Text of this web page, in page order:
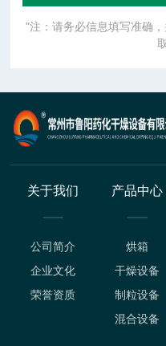
"注：请务必信息填写准确
关于我们
公司简介
企业文化
荣誉资质
产品中心
烘箱
干燥设备
制粒设备
混合设备